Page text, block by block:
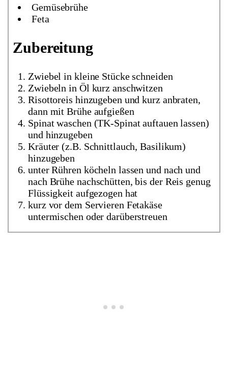
Gemüsebrühe
Feta
Zubereitung
Zwiebel in kleine Stücke schneiden
Zwiebeln in Öl kurz anschwitzen
Risottoreis hinzugeben und kurz anbraten,
dann mit Brühe aufgießen
Spinat waschen (TK-Spinat auftauen lassen)
und hinzugeben
Kräuter (z.B. Schnittlauch, Basilikum)
hinzugeben
unter Rühren köcheln lassen und nach und
nach Brühe nachschütten, bis der Reis genug
Flüssigkeit aufgezogen hat
kurz vor dem Servieren Fetakäse
untermischen oder darüberstreuen